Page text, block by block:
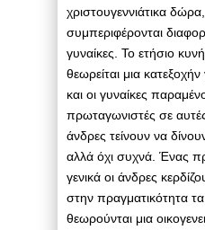
χριστουγεννιάτικα
συμπεριφέρονται
γυναίκες. Το ετήσιο
θεωρείται μια
και οι γυναίκες
πρωταγωνιστές σε
άνδρες τείνουν να
αλλά όχι συχνά. Ένας
γενικά οι άνδρες
στην πραγματικότητα
θεωρούνται μια